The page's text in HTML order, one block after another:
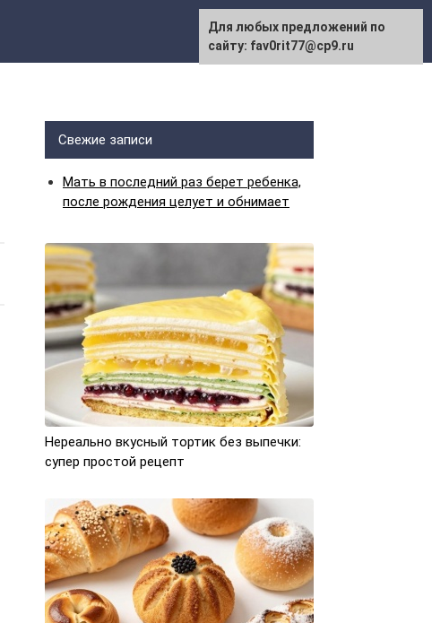
Свежие записи
Мать в последний раз берет ребенка,
после рождения целует и обнимает
Нереально вкусный тортик без выпечки:
супер простой рецепт
Для любых предложений по
сайту: fav0rit77@cp9.ru